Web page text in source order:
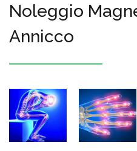
Noleggio
Annicco